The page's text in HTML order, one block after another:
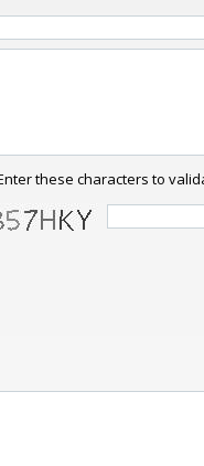
these characters to